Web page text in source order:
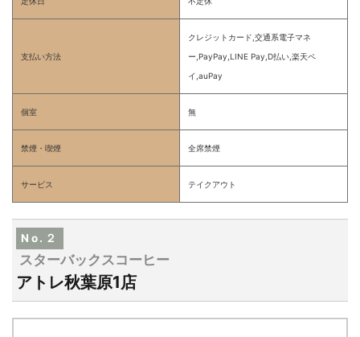
支払い方法
クレジットカード,交通系電子マネ
ー,PayPay,LINE Pay,D払い,楽天ペ
イ,auPay
個室 無
禁煙・喫煙 全席禁煙
サービス テイクアウト
No.２
スターバックスコーヒー
アトレ秋葉原1店